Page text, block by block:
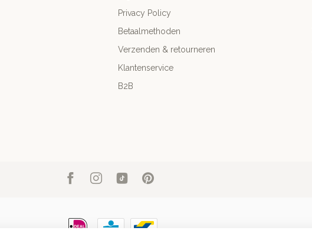
Privacy Policy
Betaalmethoden
Verzenden & retourneren
Klantenservice
B2B